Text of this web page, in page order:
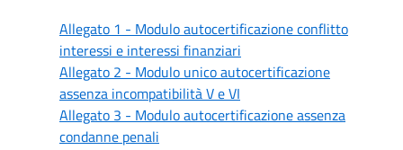
Allegato 1 - Modulo autocertificazione conflitto
interessi e interessi finanziari
Allegato 2 - Modulo unico autocertificazione
assenza incompatibilità V e VI
Allegato 3 - Modulo autocertificazione assenza
condanne penali